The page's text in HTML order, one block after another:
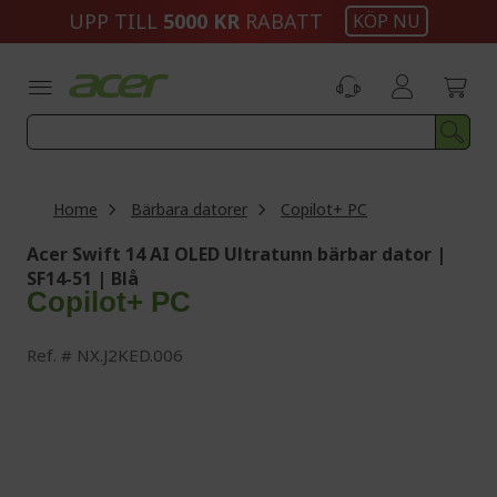
UPP TILL 5000 KR RABATT KÖP NU
Home Bärbara datorer Copilot+ PC
Acer Swift 14 AI OLED Ultratunn bärbar dator |
SF14-51 | Blå
Copilot+ PC
Ref. NX.J2KED.006